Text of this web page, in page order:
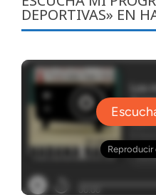
DEPORTIVAS» EN